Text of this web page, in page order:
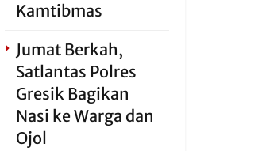
Kamtibmas
Jumat Berkah,
Satlantas Polres
Gresik Bagikan
Nasi ke Warga dan
Ojol